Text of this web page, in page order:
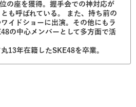
の座を獲得。握手会での神対応が
も呼ばれている。 また、持ち前の
イドショーに出演。その他にもラ
の中心メンバーとして多方面で活
13年在籍したSKE48を卒業。